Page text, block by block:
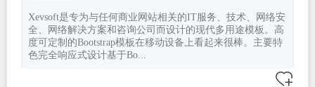
Xevsoft是专为与任何商业网站相关的IT服务、技术、网络安
全、网络解决方案和咨询公司而设计的现代多用途模板。高
度可定制的Bootstrap模板在移动设备上看起来很棒。主要特
色完全响应式设计基于Bo...